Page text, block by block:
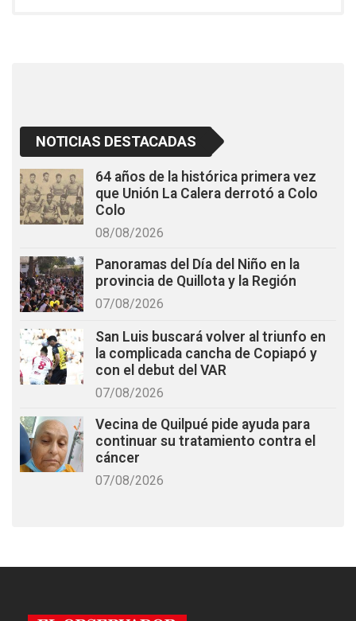
NOTICIAS DESTACADAS
64 años de la histórica primera vez
que Unión La Calera derrotó a Colo
Colo
08/08/2026
Panoramas del Día del Niño en la
provincia de Quillota y la Región
07/08/2026
San Luis buscará volver al triunfo en
la complicada cancha de Copiapó y
con el debut del VAR
07/08/2026
Vecina de Quilpué pide ayuda para
continuar su tratamiento contra el
cáncer
07/08/2026